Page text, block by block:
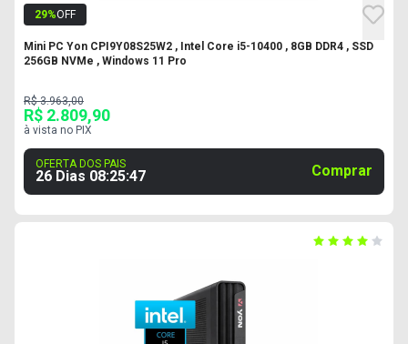
29%OFF
Mini PC Yon CPI9Y08S25W2 , Intel Core i5-10400 , 8GB DDR4 , SSD
256GB NVMe , Windows 11 Pro
R$ 3.963,00
R$ 2.809,90
à vista no PIX
OFERTA DOS PAIS
26 Dias 08:25:46 Comprar